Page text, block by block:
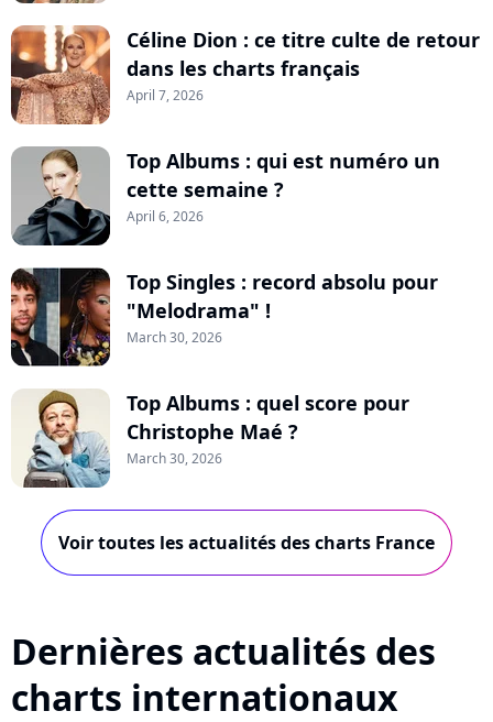
Céline Dion : ce titre culte de retour
dans les charts français
April 7, 2026
Top Albums : qui est numéro un
cette semaine ?
April 6, 2026
Top Singles : record absolu pour
"Melodrama" !
March 30, 2026
Top Albums : quel score pour
Christophe Maé ?
March 30, 2026
Voir toutes les actualités des charts France
Dernières actualités des
charts internationaux